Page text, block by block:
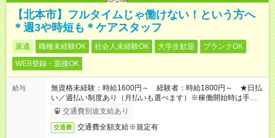
【北本市】フルタイムじゃ働けない！という方へ
＊週3や時短も＊ケアスタッフ
派遣 職種未経験OK 社会人未経験OK 大学生歓迎
ブランクOK
WEB登録・面接OK
給与
無資格未経験：時給1600円～ 経験者：時給1800円～ ★日払
い／週払い制度あり（月払いも選べます）※稼働開始時は手続き
完了次第のお支払いとなります。
交通費別途支給あり
交通費 交通費全額支給※規定有